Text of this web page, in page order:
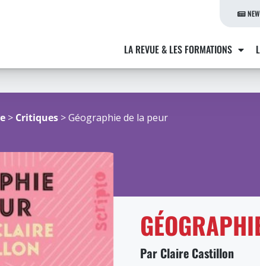
LA REVUE & LES FORMATIONS
> Critiques > Géographie de la peur
Par Claire Castillon